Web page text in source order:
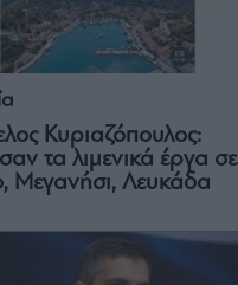
Κυριαζόπουλος:
τα λιμενικά έργα σε
Μεγανήσι, Λευκάδα